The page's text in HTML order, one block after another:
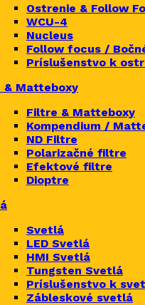
Ostrenie & Follow
WCU-4
Nucleus
Follow focus /
Príslušenstvo k
& Matteboxy
Filtre & Matteboxy
Kompendium /
ND Filtre
Polarizačné filtre
Efektové filtre
Dioptre
Svetlá
LED Svetlá
HMI Svetlá
Tungsten Svetlá
Príslušenstvo k
Zábleskové svetlá